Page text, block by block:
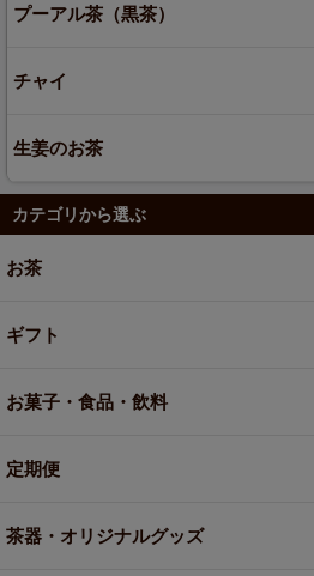
プーアル茶（黒茶）
チャイ
生姜のお茶
カテゴリから選ぶ
お茶
ギフト
お菓子・食品・飲料
定期便
茶器・オリジナルグッズ